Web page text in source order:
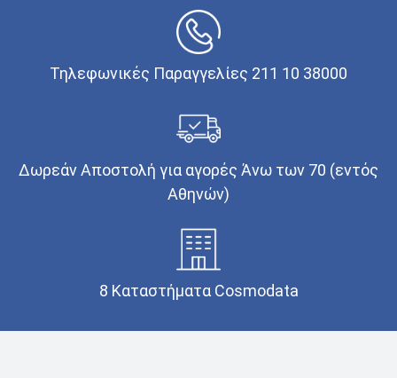
Τηλεφωνικές Παραγγελίες 211 10 38000
Δωρεάν Αποστολή για αγορές Άνω των 70 (εντός
Αθηνών)
8 Καταστήματα Cosmodata